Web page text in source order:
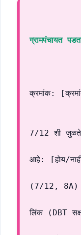
ग्रामपंचायत
क्रमांक:
7/12 शी
आहे: [होय/
(7/12, 8A)
लिंक (DBT